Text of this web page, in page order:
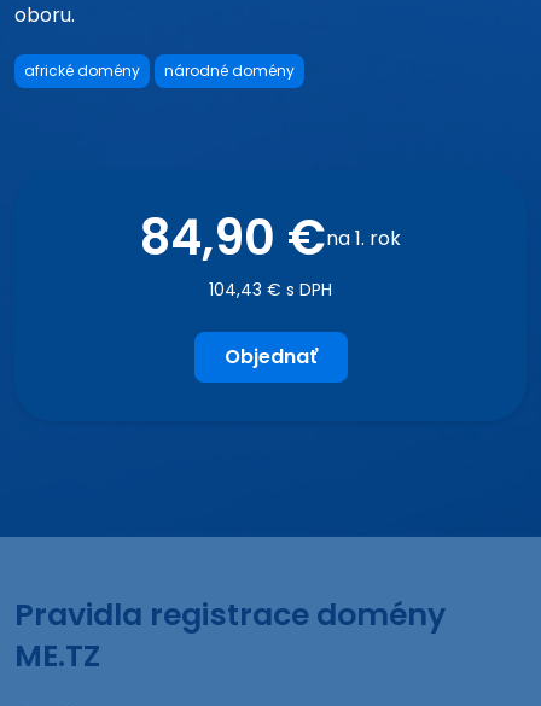
oboru.
africké domény národné domény
84,90 €na 1. rok
104,43 € s DPH
Objednať
Pravidla registrace domény
ME.TZ